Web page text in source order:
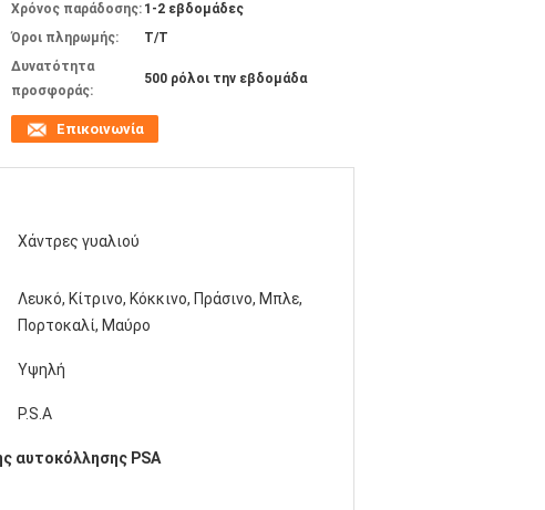
Χρόνος παράδοσης: 1-2 εβδομάδες
Όροι πληρωμής:
Τ/Τ
Δυνατότητα
προσφοράς:
500 ρόλοι την εβδομάδα
Επικοινωνία
Χάντρες γυαλιού
Λευκό, Κίτρινο, Κόκκινο, Πράσινο, Μπλε,
Πορτοκαλί, Μαύρο
Υψηλή
P.S.A
αυτοκόλλησης PSA